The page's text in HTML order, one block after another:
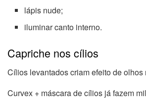
lápis nude;
iluminar canto interno.
Capriche nos cílios
Cílios levantados criam efeito de olhos
Curvex + máscara de cílios já fazem